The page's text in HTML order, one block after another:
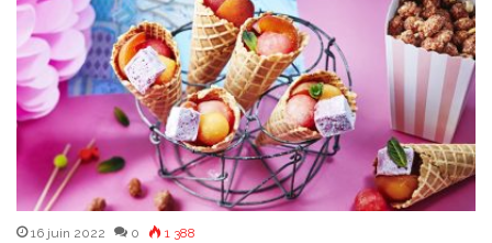
16 juin 2022 0 1 388